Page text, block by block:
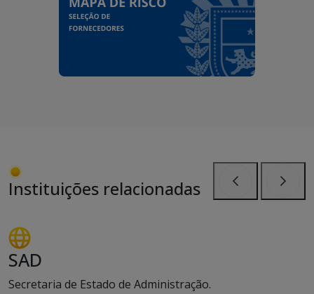
Instituições relacionadas
SAD
Secretaria de Estado de Administração.